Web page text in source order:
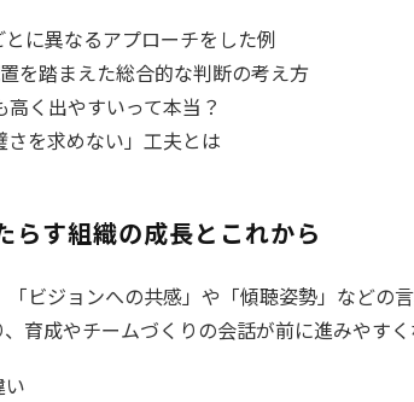
に異なるアプローチをした例
を踏まえた総合的な判断の考え方
高く出やすいって本当？
さを求めない」工夫とは
らす組織の成長とこれから
「ビジョンへの共感」や「傾聴姿勢」などの
育成やチームづくりの会話が前に進みやす
い